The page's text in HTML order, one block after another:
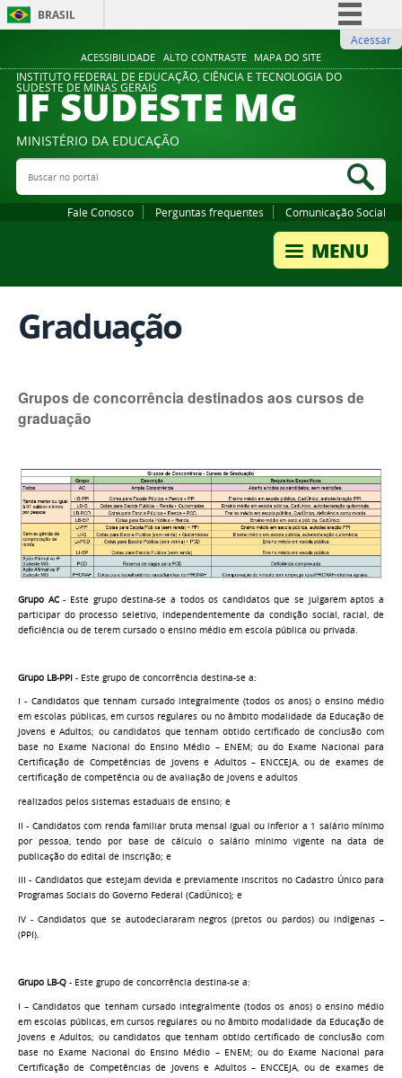
ACESSIBILIDADE ALTO CONTRASTE MAPA DO SITE
BRASIL
Comunica BR
Participe
Legislação
Acessar
INSTITUTO FEDERAL DE EDUCAÇÃO, CIÊNCIA E TECNOLOGIA DO
SUDESTE DE MINAS GERAIS
IF SUDESTE MG
MINISTÉRIO DA EDUCAÇÃO
Buscar no portal
Fale Conosco Perguntas frequentes Comunicação Social
Graduação
Grupos de concorrência destinados aos cursos de
graduação
Grupo AC- Este grupo destina-se a todos os candidatos que se julgarem aptos a
participar do processo seletivo, independentemente da condição social, racial, de
deficiência ou de terem cursado o ensino médio em escola pública ou privada.
Grupo LB-PPI - Este grupo de concorrência destina-se a:
I - Candidatos que tenham cursado integralmente (todos os anos) o ensino médio
em escolas públicas, em cursos regulares ou no âmbito modalidade da Educação de
Jovens e Adultos; ou candidatos que tenham obtido certificado de conclusão com
base no Exame Nacional do Ensino Médio – ENEM; ou do Exame Nacional para
Certificação de Competências de Jovens e Adultos – ENCCEJA, ou de exames de
certificação de competência ou de avaliação de jovens e adultos
realizados pelos sistemas estaduais de ensino; e
II - Candidatos com renda familiar bruta mensal igual ou inferior a 1 salário mínimo
por pessoa, tendo por base de cálculo o salário mínimo vigente na data de
publicação do edital de inscrição; e
III - Candidatos que estejam devida e previamente inscritos no Cadastro Único para
Programas Sociais do Governo Federal (CadÚnico); e
IV - Candidatos que se autodeclararam negros (pretos ou pardos) ou indígenas –
(PPI).
Grupo LB-Q - Este grupo de concorrência destina-se a:
I – Candidatos que tenham cursado integralmente (todos os anos) o ensino médio
em escolas públicas, em cursos regulares ou no âmbito modalidade da Educação de
Jovens e Adultos; ou candidatos que tenham obtido certificado de conclusão com
base no Exame Nacional do Ensino Médio – ENEM; ou do Exame Nacional para
Certificação de Competências de Jovens e Adultos – ENCCEJA, ou de exames de